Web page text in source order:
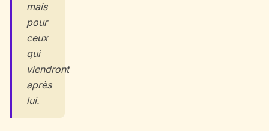
mais
pour
ceux
qui
viendront
après
lui.